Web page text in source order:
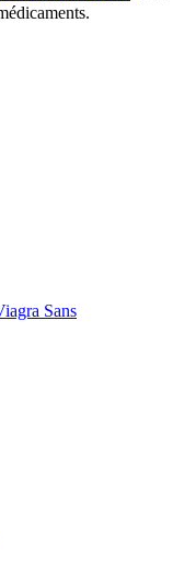
Sans